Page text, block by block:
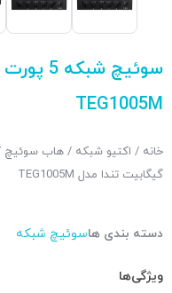
سوئیچ
TEG1005M
خانه / اکتیو شبکه / هاب سوئیچ
گیگابیت تندا مدل TEG1005M
دسته بندی هاسوئیچ شبکه
ویژگی‌ها